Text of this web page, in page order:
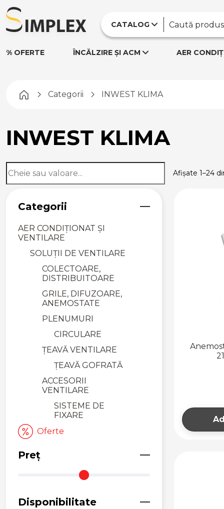
CATALOG
% OFERTE ÎNCĂLZIRE ȘI ACM AER
Pagina principală
Categorii INWEST KLIMA
INWEST KLIMA
Afișate 1–24
Categorii
AER CONDIȚIONAT ȘI
VENTILARE
SOLUȚII DE VENTILARE
COLECTOARE,
DISTRIBUITOARE
GRILE, DIFUZOARE,
ANEMOSTATE
PLENUMURI
CIRCULARE
ȚEAVĂ VENTILARE
ȚEAVĂ GOFRATĂ
ACCESORII
VENTILARE
SISTEME DE
FIXARE
Oferte
Preț
Disponibilitate